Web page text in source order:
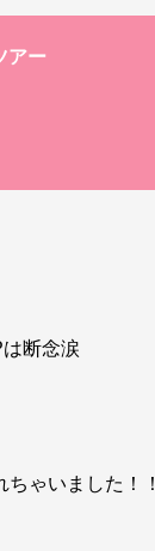
アー
断念涙
ゃいました！！